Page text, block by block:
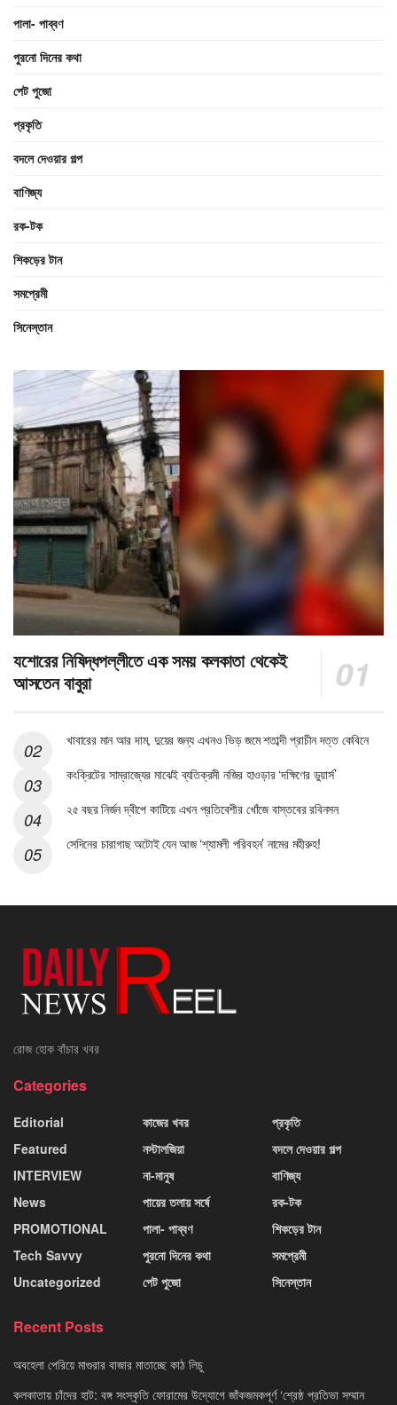
পালা- পাব্বণ
পুরনো দিনের কথা
পেট পুজো
প্রকৃতি
বদলে দেওয়ার গল্প
বাণিজ্য
রক-টক
শিকড়ের টান
সমপ্রেমী
সিনেস্তান
যশোরের নিষিদ্ধপল্লীতে এক সময় কলকাতা থেকেই
আসতেন বাবুরা
খাবারের মান আর দাম, দুয়ের জন্য এখনও ভিড় জমে শতাব্দী প্রাচীন দত্ত কেবিনে
কংক্রিটের সাম্রাজ্যের মাঝেই ব্যতিক্রমী নজির হাওড়ার ‘দক্ষিণের ডুয়ার্স’
২৫ বছর নির্জন দ্বীপে কাটিয়ে এখন প্রতিবেশীর খোঁজে বাস্তবের রবিনসন
সেদিনের চারাগাছ অটোই যেন আজ ‘শ্যামলী পরিবহন’ নামের মহীরুহ!
রোজ হোক বাঁচার খবর
Categories
Editorial
Featured
INTERVIEW
News
PROMOTIONAL
Tech Savvy
Uncategorized
কাজের খবর
নস্টালজিয়া
না-মানুষ
পায়ের তলায় সর্ষে
পালা- পাব্বণ
পুরনো দিনের কথা
পেট পুজো
প্রকৃতি
বদলে দেওয়ার গল্প
বাণিজ্য
রক-টক
শিকড়ের টান
সমপ্রেমী
সিনেস্তান
Recent Posts
অবহেলা পেরিয়ে মাগুরার বাজার মাতাচ্ছে কাঠ লিচু
কলকাতায় চাঁদের হাট: বঙ্গ সংস্কৃতি ফোরামের উদ্যোগে জাঁকজমকপূর্ণ ‘শ্রেষ্ঠ প্রতিভা সম্মান